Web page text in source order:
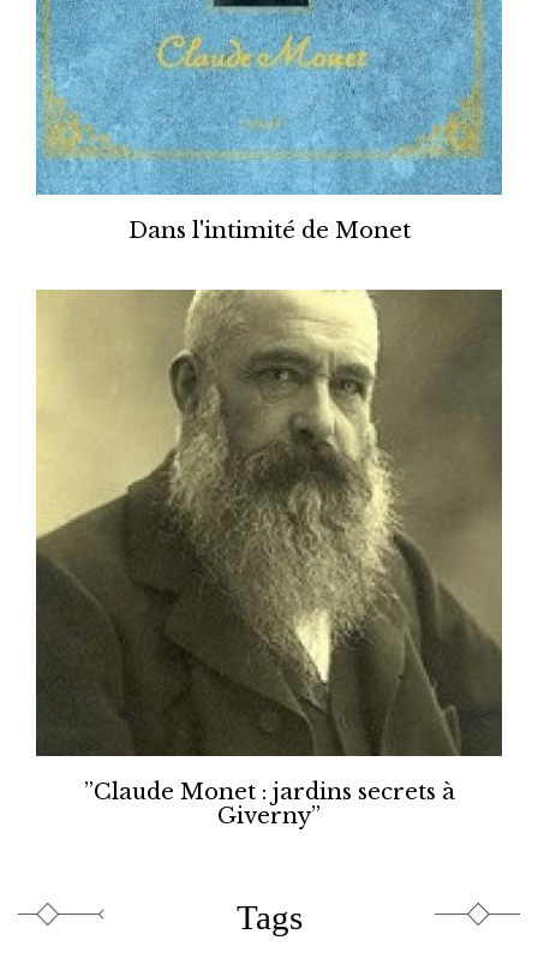
Dans l'intimité de Monet
”Claude Monet : jardins secrets à
Giverny”
Tags